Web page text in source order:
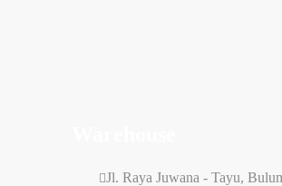
Jl. Raya Juwana - Tayu,